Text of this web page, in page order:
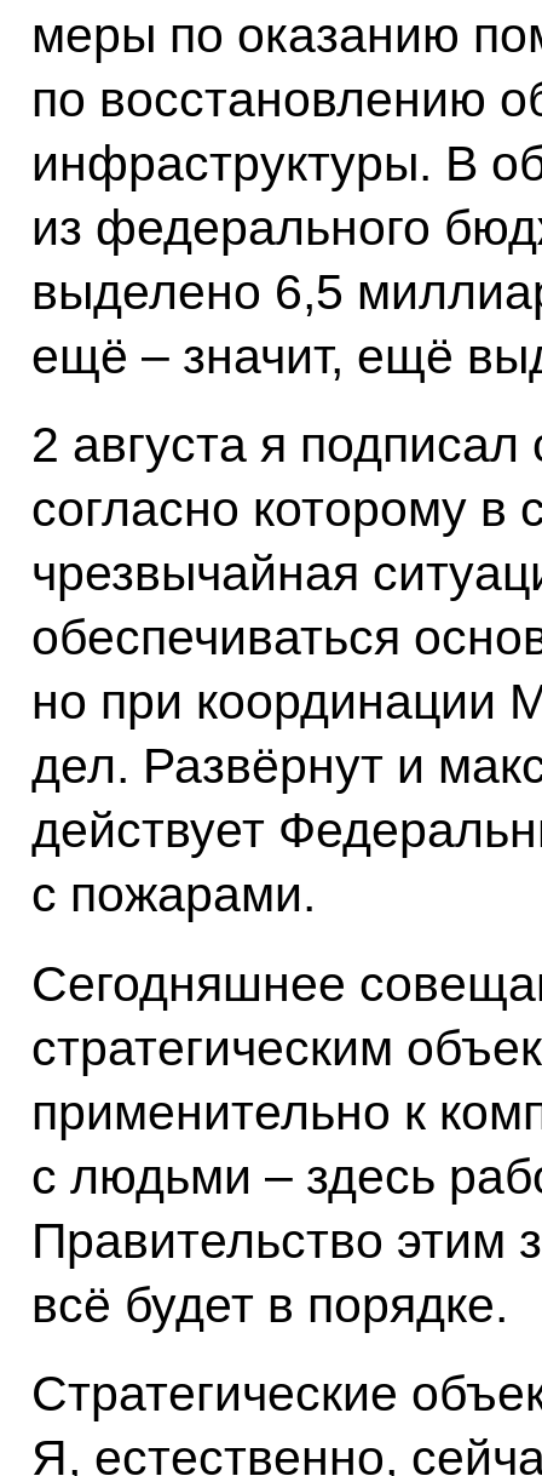
меры по оказанию
по восстановлению
инфраструктуры. В
из федерального
выделено 6,5
ещё – значит, ещё
2 августа я
согласно которому в
чрезвычайная
обеспечиваться
но при координации
дел. Развёрнут и
действует
с пожарами.
Сегодняшнее
стратегическим
применительно к
с людьми – здесь
Правительство этим
всё будет в порядке.
Стратегические
Я, естественно,